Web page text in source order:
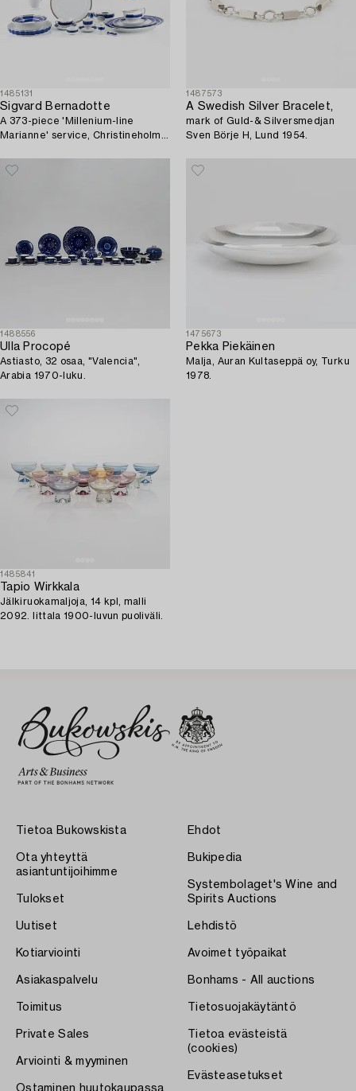
1485131
Sigvard Bernadotte
A 373-piece 'Millenium-line
Marianne' service, Christineholm,
1487573
A Swedish Silver Bracelet,
mark of Guld-& Silversmedjan
Sven Börje H, Lund 1954.
1488556
Ulla Procopé
Astiasto, 32 osaa, "Valencia",
Arabia 1970-luku.
1475673
Pekka Piekäinen
Malja, Auran Kultaseppä oy, Turku
1978.
1485841
Tapio Wirkkala
Jälkiruokamaljoja, 14 kpl, malli
2092. Iittala 1900-luvun puoliväli.
Tietoa Bukowskista
Ota yhteyttä
asiantuntijoihimme
Tulokset
Uutiset
Kotiarviointi
Asiakaspalvelu
Toimitus
Private Sales
Arviointi & myyminen
Ostaminen huutokaupassa
Ehdot
Bukipedia
Systembolaget's Wine and
Spirits Auctions
Lehdistö
Avoimet työpaikat
Bonhams - All auctions
Tietosuojakäytäntö
Tietoa evästeistä
(cookies)
Evästeasetukset